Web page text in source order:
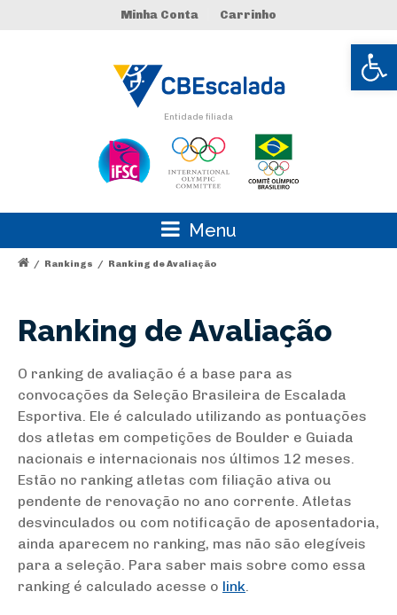
Abrir
Minha Conta Carrinho
Entidade filiada
Menu
/ Rankings / Ranking de Avaliação
Ranking de Avaliação
O ranking de avaliação é a base para as
convocações da Seleção Brasileira de Escalada
Esportiva. Ele é calculado utilizando as pontuações
dos atletas em competições de Boulder e Guiada
nacionais e internacionais nos últimos 12 meses.
Estão no ranking atletas com filiação ativa ou
pendente de renovação no ano corrente. Atletas
desvinculados ou com notificação de aposentadoria,
ainda aparecem no ranking, mas não são elegíveis
para a seleção. Para saber mais sobre como essa
ranking é calculado acesse o link.